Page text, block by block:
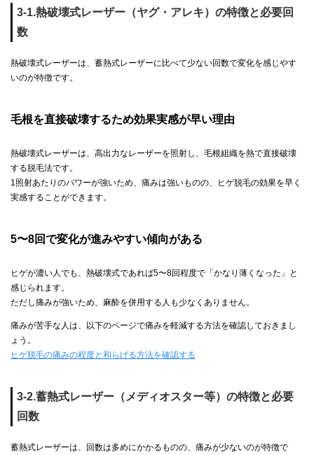
3-1.熱破壊式レーザー（ヤグ・アレキ）の特徴と必要回
数
熱破壊式レーザーは、蓄熱式レーザーに比べて少ない回数で変化を感じやす
いのが特徴です。
毛根を直接破壊するため効果実感が早い理由
熱破壊式レーザーは、高出力なレーザーを照射し、毛根組織を熱で直接破壊
する脱毛法です。
1照射あたりのパワーが強いため、痛みは強いものの、ヒゲ脱毛の効果を早く
実感することができます。
5〜8回で変化が進みやすい傾向がある
ヒゲが濃い人でも、熱破壊式であれば5〜8回程度で「かなり薄くなった」と
感じられます。
ただし痛みが強いため、麻酔を併用する人も少なくありません。
痛みが苦手な人は、以下のページで痛みを軽減する方法を確認しておきまし
ょう。
ヒゲ脱毛の痛みの程度と和らげる方法を確認する
3-2.蓄熱式レーザー（メディオスター等）の特徴と必要
回数
蓄熱式レーザーは、回数は多めにかかるものの、痛みが少ないのが特徴で